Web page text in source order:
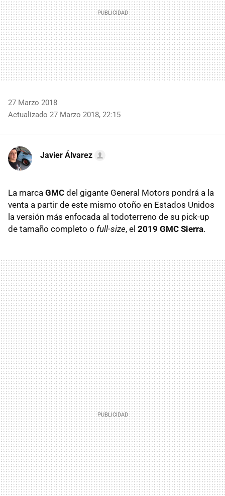
27 Marzo 2018
Actualizado 27 Marzo 2018, 22:15
Javier Álvarez
La marca GMC del gigante General Motors pondrá a la
venta a partir de este mismo otoño en Estados Unidos
la versión más enfocada al todoterreno de su pick-up
de tamaño completo o full-size, el 2019 GMC Sierra.